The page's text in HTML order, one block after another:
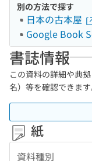
別の方法で探す
日本の古本屋
Google Book
書誌情報
この資料の詳細や典
名）等を確認できます
紙
資料種別